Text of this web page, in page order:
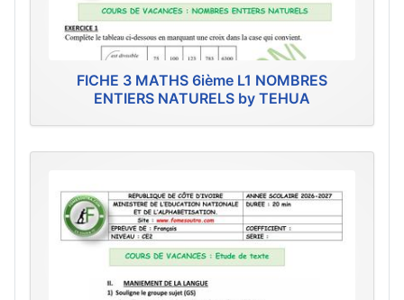
FICHE 3 MATHS 6ième L1 NOMBRES
ENTIERS NATURELS by TEHUA